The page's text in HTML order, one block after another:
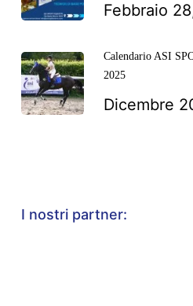
Febbraio
Calendario ASI
2025
Dicembre
I nostri partner: